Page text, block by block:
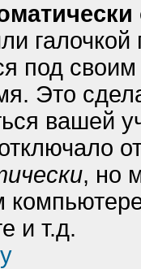
галочкой
под
Это
вашей
, но
и т.д.